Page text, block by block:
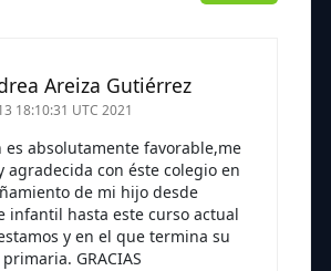
Areiza Gutiérrez
18:10:31 UTC 2021
es absolutamente favorable,me
agradecida con éste colegio en
de mi hijo desde
infantil hasta este curso actual
y en el que termina su
GRACIAS